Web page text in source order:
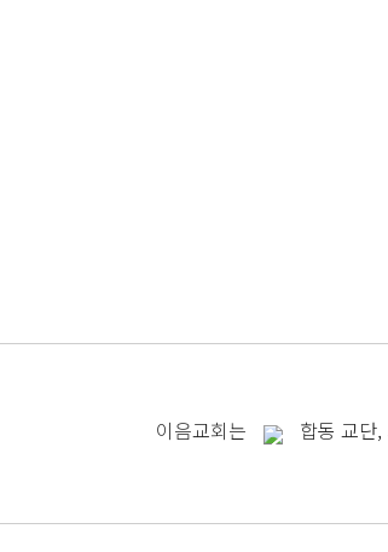
이음교회는 합동 교단